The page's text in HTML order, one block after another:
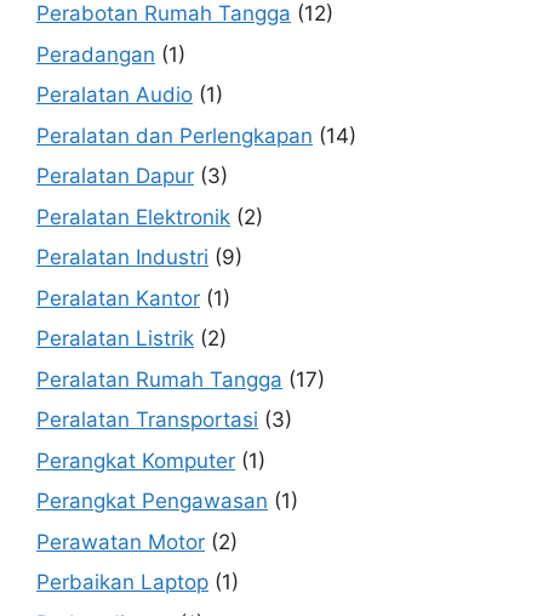
Perabotan Rumah Tangga (12)
Peradangan (1)
Peralatan Audio (1)
Peralatan dan Perlengkapan (14)
Peralatan Dapur (3)
Peralatan Elektronik (2)
Peralatan Industri (9)
Peralatan Kantor (1)
Peralatan Listrik (2)
Peralatan Rumah Tangga (17)
Peralatan Transportasi (3)
Perangkat Komputer (1)
Perangkat Pengawasan (1)
Perawatan Motor (2)
Perbaikan Laptop (1)